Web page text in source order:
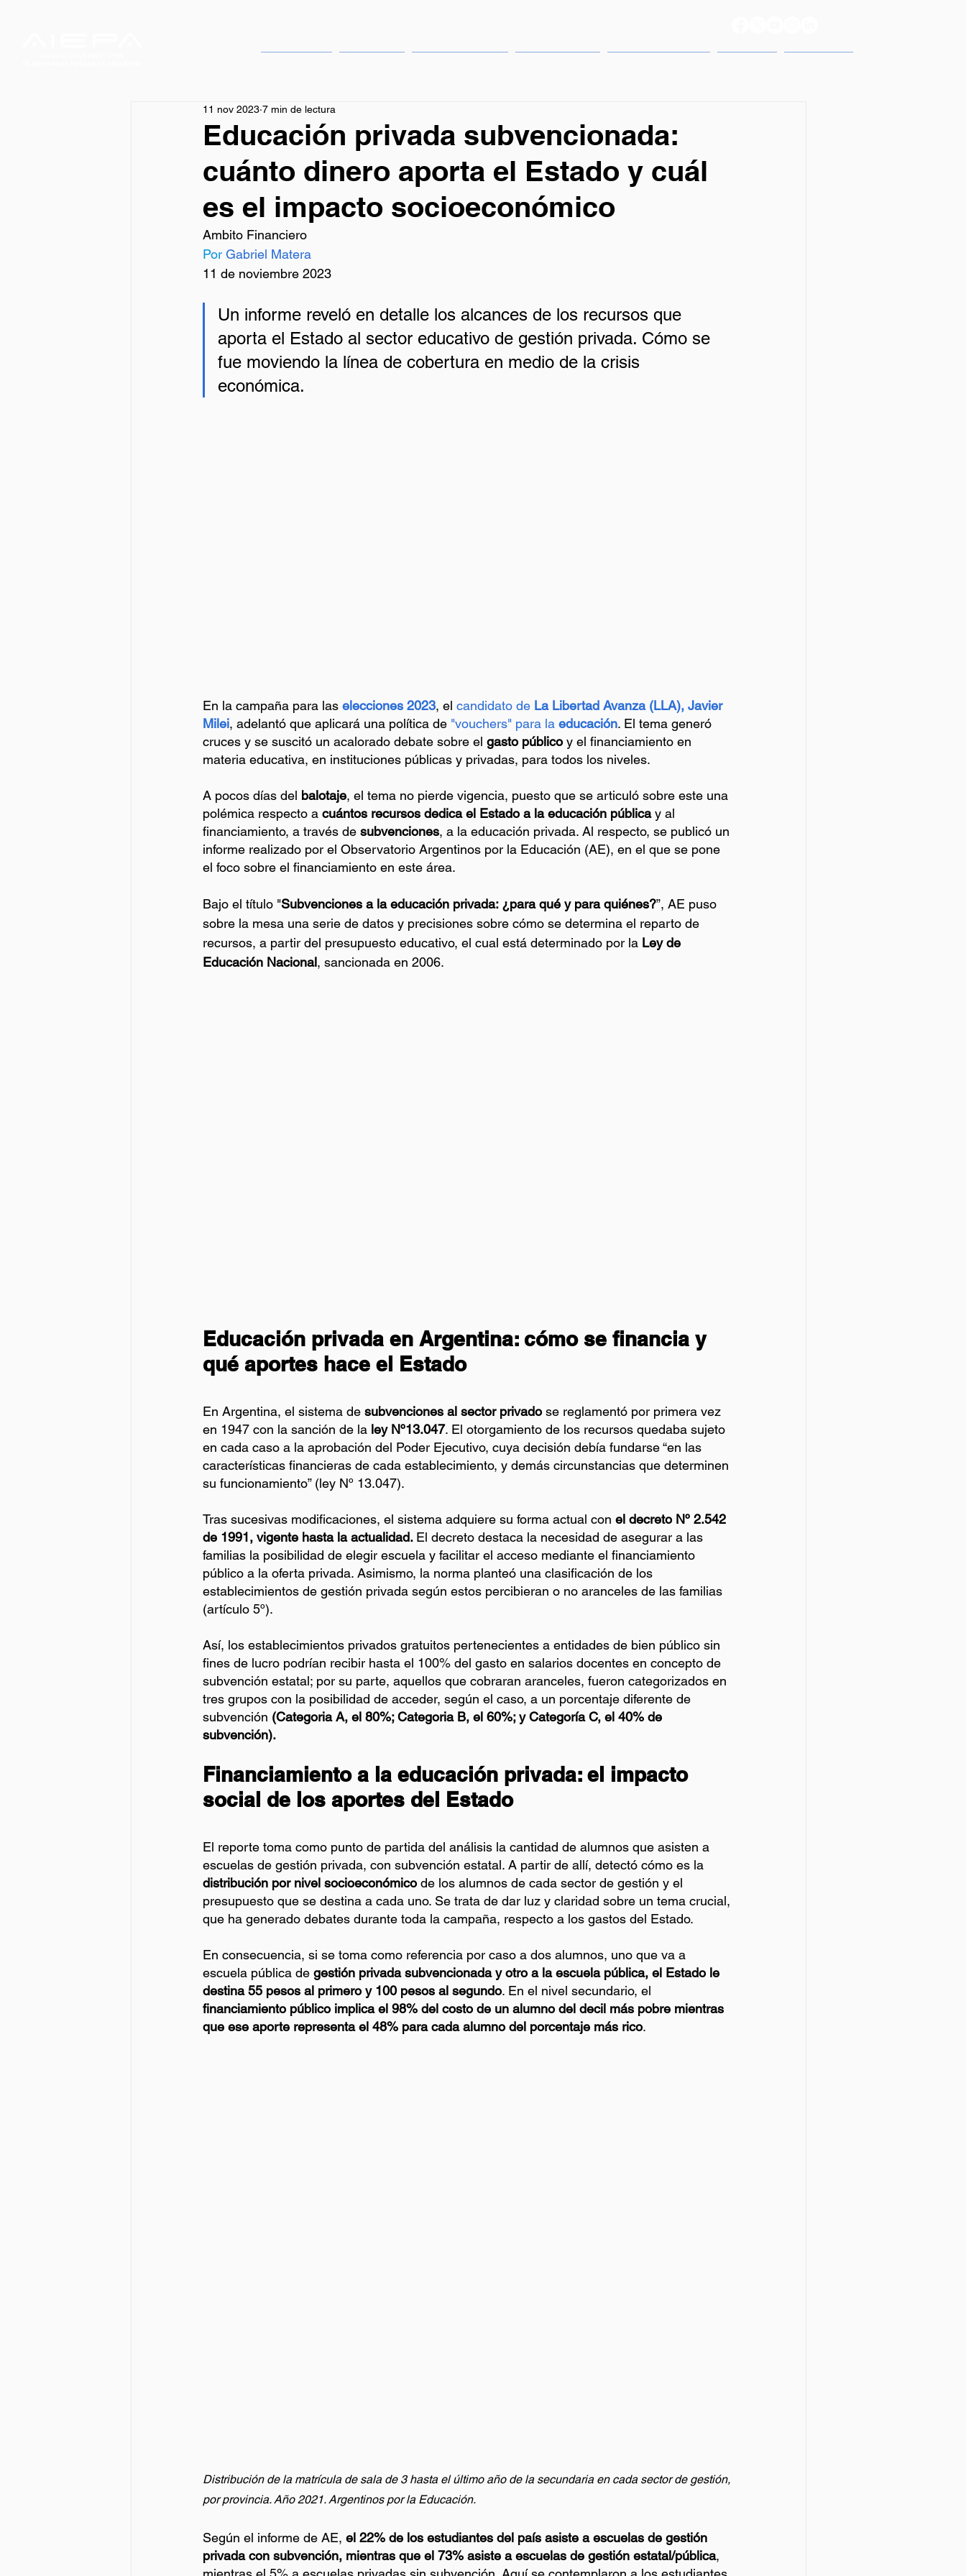
Educación privada subvencionada:
cuánto dinero aporta el Estado y cuál
es el impacto socioeconómico
11 nov 2023 7 min de lectura
Ambito Financiero
Por Gabriel Matera
11 de noviembre 2023
Un informe reveló en detalle los alcances de los recursos que
aporta el Estado al sector educativo de gestión privada. Cómo se
fue moviendo la línea de cobertura en medio de la crisis
económica.
En la campaña para las elecciones 2023, el candidato de La Libertad Avanza (LLA), Javier
Milei, adelantó que aplicará una política de "vouchers" para la educación. El tema generó
cruces y se suscitó un acalorado debate sobre el gasto público y el financiamiento en
materia educativa, en instituciones públicas y privadas, para todos los niveles.
A pocos días del balotaje, el tema no pierde vigencia, puesto que se articuló sobre este una
polémica respecto a cuántos recursos dedica el Estado a la educación pública y al
financiamiento, a través de subvenciones, a la educación privada. Al respecto, se publicó un
informe realizado por el Observatorio Argentinos por la Educación (AE), en el que se pone
el foco sobre el financiamiento en este área.
Bajo el título "Subvenciones a la educación privada: ¿para qué y para quiénes?”, AE puso
sobre la mesa una serie de datos y precisiones sobre cómo se determina el reparto de
recursos, a partir del presupuesto educativo, el cual está determinado por la Ley de
Educación Nacional, sancionada en 2006.
Educación privada en Argentina: cómo se financia y
qué aportes hace el Estado
En Argentina, el sistema de subvenciones al sector privado se reglamentó por primera vez
en 1947 con la sanción de la ley Nº13.047. El otorgamiento de los recursos quedaba sujeto
en cada caso a la aprobación del Poder Ejecutivo, cuya decisión debía fundarse “en las
características financieras de cada establecimiento, y demás circunstancias que determinen
su funcionamiento” (ley Nº 13.047).
Tras sucesivas modificaciones, el sistema adquiere su forma actual con el decreto Nº 2.542
de 1991, vigente hasta la actualidad. El decreto destaca la necesidad de asegurar a las
familias la posibilidad de elegir escuela y facilitar el acceso mediante el financiamiento
público a la oferta privada. Asimismo, la norma planteó una clasificación de los
establecimientos de gestión privada según estos percibieran o no aranceles de las familias
(artículo 5º).
Así, los establecimientos privados gratuitos pertenecientes a entidades de bien público sin
fines de lucro podrían recibir hasta el 100% del gasto en salarios docentes en concepto de
subvención estatal; por su parte, aquellos que cobraran aranceles, fueron categorizados en
tres grupos con la posibilidad de acceder, según el caso, a un porcentaje diferente de
subvención (Categoria A, el 80%; Categoria B, el 60%; y Categoría C, el 40% de
subvención).
Financiamiento a la educación privada: el impacto
social de los aportes del Estado
El reporte toma como punto de partida del análisis la cantidad de alumnos que asisten a
escuelas de gestión privada, con subvención estatal. A partir de allí, detectó cómo es la
distribución por nivel socioeconómico de los alumnos de cada sector de gestión y el
presupuesto que se destina a cada uno. Se trata de dar luz y claridad sobre un tema crucial,
que ha generado debates durante toda la campaña, respecto a los gastos del Estado.
En consecuencia, si se toma como referencia por caso a dos alumnos, uno que va a
escuela pública de gestión privada subvencionada y otro a la escuela pública, el Estado le
destina 55 pesos al primero y 100 pesos al segundo. En el nivel secundario, el
financiamiento público implica el 98% del costo de un alumno del decil más pobre mientras
que ese aporte representa el 48% para cada alumno del porcentaje más rico.
Distribución de la matrícula de sala de 3 hasta el último año de la secundaria en cada sector de gestión,
por provincia. Año 2021. Argentinos por la Educación.
Según el informe de AE, el 22% de los estudiantes del país asiste a escuelas de gestión
privada con subvención, mientras que el 73% asiste a escuelas de gestión estatal/pública,